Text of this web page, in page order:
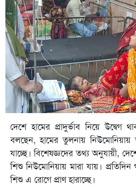
দেশে হামের প্রাদুর্ভাব নিয়ে উদ্বেগ
বলছেন, হামের তুলনায় নিউমোনিয়ায়
যাচ্ছে। বিশেষজ্ঞদের তথ্য অনুযায়ী,
শিশু নিউমোনিয়ায় মারা যায়।
শিশু এ রোগে প্রাণ হারাচ্ছে।